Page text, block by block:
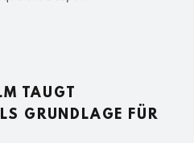
TAUGT
GRUNDLAGE FÜR